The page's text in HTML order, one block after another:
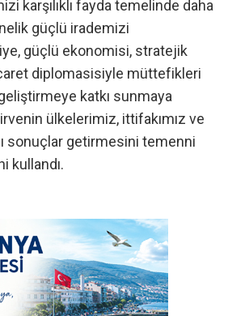
karşılıklı fayda temelinde daha
güçlü irademizi
güçlü ekonomisi, stratejik
diplomasisiyle müttefikleri
katkı sunmaya
ülkelerimiz, ittifakımız ve
sonuçlar getirmesini temenni
kullandı.